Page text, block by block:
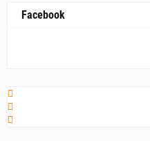
Facebook